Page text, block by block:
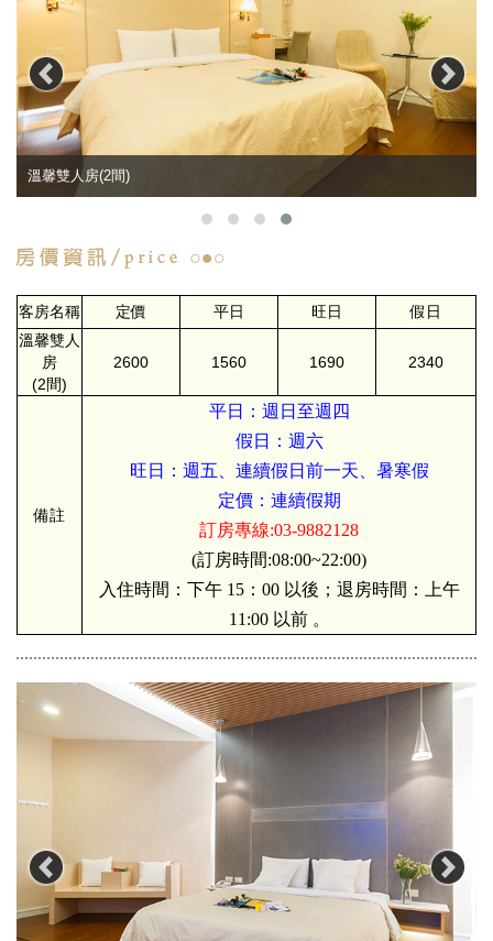
溫馨雙人房(2間)
客房名稱 定價 平日 旺日
假日
溫馨雙人
房
(2間)
2600 1560 1690 2340
備註
平日：週日至週四
假日：週六
旺日：週五、連續假日前一天、暑寒假
定價：連續假期
訂房專線:03-9882128
(訂房時間:08:00~22:00)
入住時間：下午 15：00 以後；退房時間：上午
11:00 以前 。